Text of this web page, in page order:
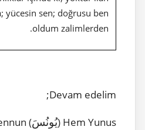
yücesin sen; doğrusu ben
oldum zalimlerden.
Devam edelim;
Hem Yunus ( يُونُسَ) hem de Zennun (